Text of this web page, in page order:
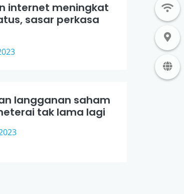
internet meningkat
sasar perkasa
langganan saham
tak lama lagi